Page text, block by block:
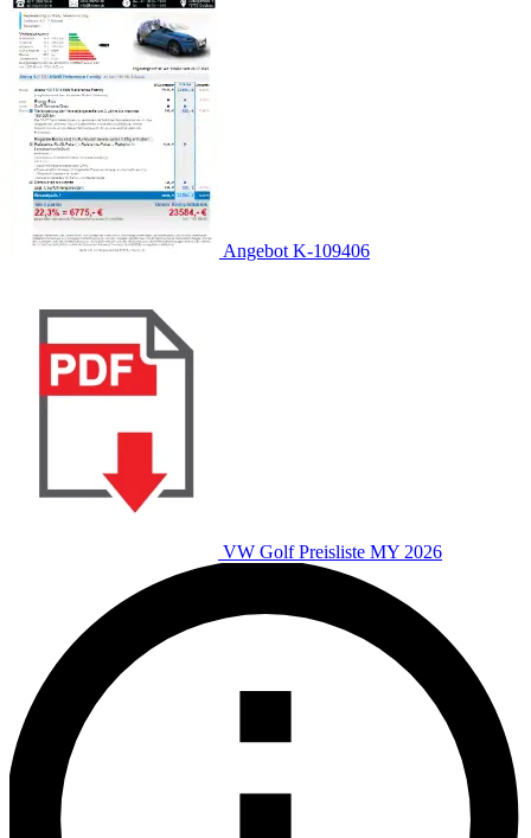
Angebot K-109406
VW Golf Preisliste MY 2026